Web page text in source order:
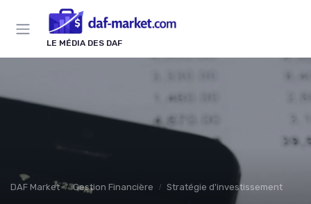
LE MÉDIA DES DAF
DAF Market Gestion Financière Stratégie d'investissement
Panneau de gestion des cookies